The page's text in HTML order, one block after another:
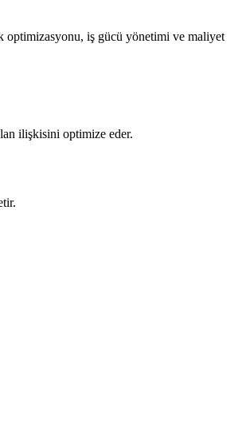
optimizasyonu, iş gücü yönetimi ve maliyet
ilişkisini optimize eder.